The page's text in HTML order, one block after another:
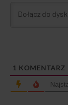
1 KOMENTARZ